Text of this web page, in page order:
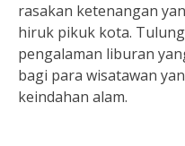
rasakan ketenangan
hiruk pikuk kota.
pengalaman liburan
bagi para wisatawan
keindahan alam.